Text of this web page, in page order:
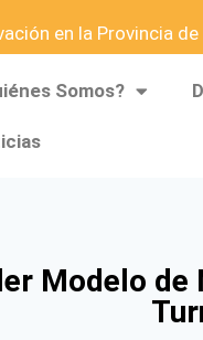
en la Provincia de
Somos?
Modelo de